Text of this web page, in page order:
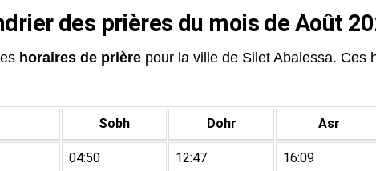
des prières du mois de Août
horaires de prière pour la ville de Silet Abalessa. Ces
Sobh Dohr Asr
04:50 12:47 16:09